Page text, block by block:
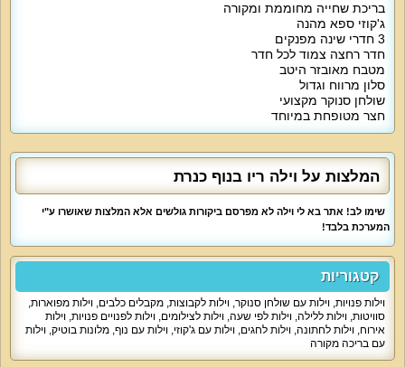
בריכת שחייה מחוממת ומקורה
ג'קוזי ספא מהנה
3 חדרי שינה מפנקים
חדר רחצה צמוד לכל חדר
מטבח מאובזר היטב
סלון מרווח וגדול
שולחן סנוקר מקצועי
חצר מטופחת במיוחד
חצר נופש מטופחת עם בריכה מחוממת ומקורה לפי העונה, מיטות שיזוף, פינות
ישיבה מול הנוף, נדנדות, אמבט ג'קוזי ספא, שולחן סנוקר, מדשאות וגם, עמדת
ברביקיו עם גחלים וגז. וילה ריו כוללת גם אינטרנט אלחוטי חינם וחנייה בשפע.
מיוחד לילדים:
בתיאום ניתן לקבל מיטות ילדים ומיטת תינוק.
למי זה מתאים?
משפחות, אירוח עם ילדים, זוגות, ימי נישואין, ירח דבש, מסיבות יום הולדת, מסיבות
רווקים ורווקות, ערבי עסקים, מפגשים חברתיים ומשפחתיים, ימי גיבוש וכיף, סדנאות,
אירוח דתי מסורתי (יש בית כנסת במרחק הליכה). נציין כי הוילה נגישה לנכים. אירוח
עם חיות מחמד בתיאום.
המלצות על וילה ריו בנוף כנרת
שימו לב! אתר בא לי וילה לא מפרסם ביקורות גולשים אלא המלצות שאושרו ע"י
המערכת בלבד!
קטגוריות
וילות פנויות, וילות עם שולחן סנוקר, וילות לקבוצות, מקבלים כלבים, וילות מפוארות,
סוויטות, וילות ללילה, וילות לפי שעה, וילות לצילומים, וילות לפנויים פנויות, וילות
אירוח, וילות לחתונה, וילות לחגים, וילות עם ג'קוזי, וילות עם נוף, מלונות בוטיק, וילות
עם בריכה מקורה